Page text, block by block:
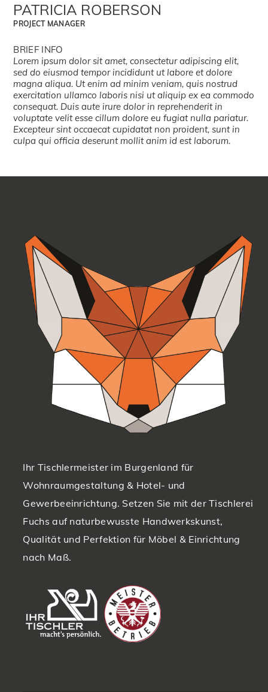
PATRICIA ROBERSON
PROJECT MANAGER
BRIEF INFO
Lorem ipsum dolor sit amet, consectetur adipiscing elit,
sed do eiusmod tempor incididunt ut labore et dolore
magna aliqua. Ut enim ad minim veniam, quis nostrud
exercitation ullamco laboris nisi ut aliquip ex ea commodo
consequat. Duis aute irure dolor in reprehenderit in
voluptate velit esse cillum dolore eu fugiat nulla pariatur.
Excepteur sint occaecat cupidatat non proident, sunt in
culpa qui officia deserunt mollit anim id est laborum.
Ihr Tischlermeister im Burgenland für
Wohnraumgestaltung & Hotel- und
Gewerbeeinrichtung. Setzen Sie mit der Tischlerei
Fuchs auf naturbewusste Handwerkskunst,
Qualität und Perfektion für Möbel & Einrichtung
nach Maß.